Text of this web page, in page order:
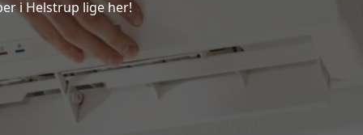
i Helstrup lige her!